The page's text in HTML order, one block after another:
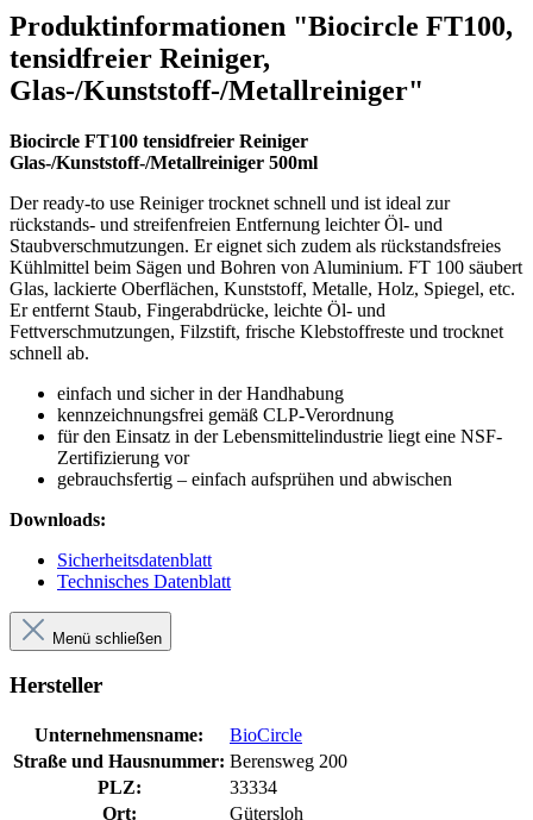
Produktinformationen "Biocircle FT100,
tensidfreier Reiniger,
Glas-/Kunststoff-/Metallreiniger"
Biocircle FT100 tensidfreier Reiniger
Glas-/Kunststoff-/Metallreiniger 500ml
Der ready-to use Reiniger trocknet schnell und ist ideal zur
rückstands- und streifenfreien Entfernung leichter Öl- und
Staubverschmutzungen. Er eignet sich zudem als rückstandsfreies
Kühlmittel beim Sägen und Bohren von Aluminium. FT 100 säubert
Glas, lackierte Oberflächen, Kunststoff, Metalle, Holz, Spiegel, etc.
Er entfernt Staub, Fingerabdrücke, leichte Öl- und
Fettverschmutzungen, Filzstift, frische Klebstoffreste und trocknet
schnell ab.
einfach und sicher in der Handhabung
kennzeichnungsfrei gemäß CLP-Verordnung
für den Einsatz in der Lebensmittelindustrie liegt eine NSF-
Zertifizierung vor
gebrauchsfertig – einfach aufsprühen und abwischen
Downloads:
Sicherheitsdatenblatt
Technisches Datenblatt
Menü schließen
Hersteller
Unternehmensname:
BioCircle
Straße und Hausnummer: Berensweg 200
PLZ:
33334
Ort:
Gütersloh